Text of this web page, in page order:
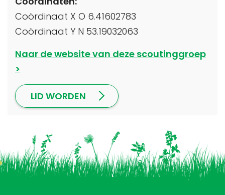
Coördinaat X O 6.41602783
Coördinaat Y N 53.19032063
Naar de website van deze scoutinggroep
LID WORDEN